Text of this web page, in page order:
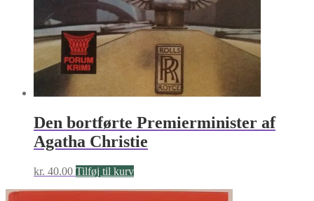
Den bortførte Premierminister af
Agatha Christie
kr. 40.00 Tilføj til kurv